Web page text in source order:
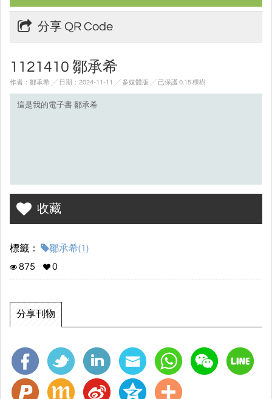
分享 QR Code
1121410 鄒承希
作者：鄒承希 ╱ 日期：2024-11-11 ╱ 多媒體版 ╱ 已保護 0.15 棵樹
這是我的電子書 鄒承希
收藏
標籤：
鄒承希(1)
875
0
分享刊物